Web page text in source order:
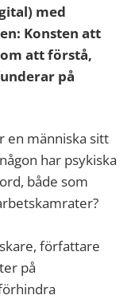
med
Konsten att
att förstå,
på
en människa sitt
har psykiska
både som
författare
på